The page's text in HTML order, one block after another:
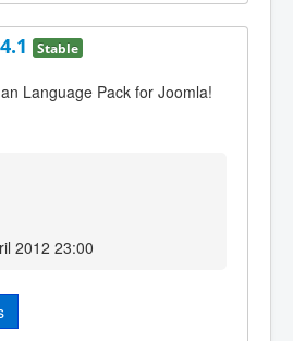
Stable
Language Pack for Joomla!
2012 23:00